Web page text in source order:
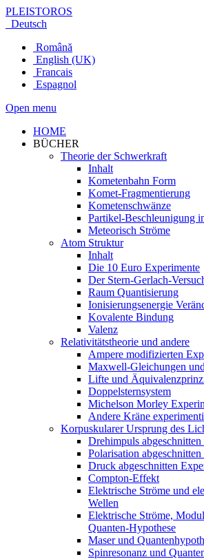
PLEISTOROS
Deutsch
Română
English (UK)
Francais
Espagnol
Open menu
HOME
BÜCHER
Theorie der Schwerkraft
Inhalt
Kometenbahn Form
Komet-Fragmentierung
Kometenschwänze
Partikel-Beschleunigung
Meteorisch Ströme
Atom Struktur
Inhalt
Die 10 Euro Experimente
Der Stern-Gerlach-
Raum Quantisierung
Ionisierungsenergie
Kovalente Bindung
Valenz
Relativitätstheorie und andere
Ampere modifizierten
Maxwell-Gleichungen
Lifte und
Doppelsternsystem
Michelson Morley
Andere Kräne
Korpuskularer Ursprung des
Drehimpuls
Polarisation
Druck abgeschnitten
Compton-Effekt
Elektrische Ströme und
Wellen
Elektrische Ströme,
Quanten-Hypothese
Maser und
Spinresonanz und